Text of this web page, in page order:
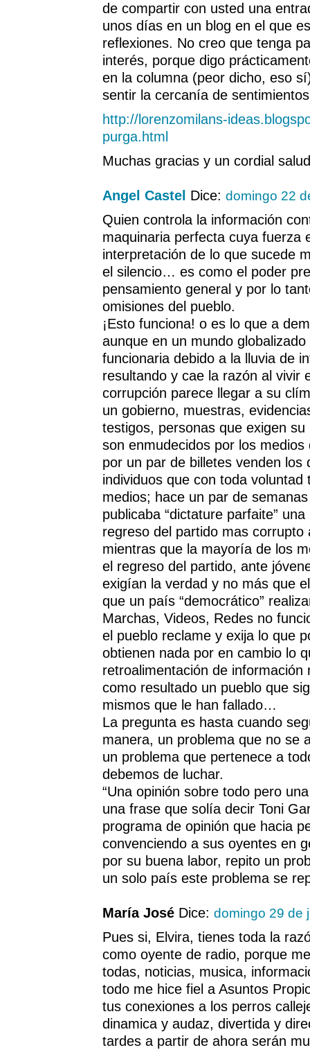
de compartir con usted una
unos días en un blog en el que
reflexiones. No creo que tenga
interés, porque digo
en la columna (peor dicho, eso
sentir la cercanía de
http://lorenzomilans-
purga.html
Muchas gracias y un cordial
Angel Castel Dice: domingo 22
Quien controla la información
maquinaria perfecta cuya fuerza
interpretación de lo que sucede
el silencio… es como el poder
pensamiento general y por lo
omisiones del pueblo.
¡Esto funciona! o es lo que a
aunque en un mundo
funcionaria debido a la lluvia de
resultando y cae la razón al vivir
corrupción parece llegar a su
un gobierno, muestras,
testigos, personas que exigen
son enmudecidos por los
por un par de billetes venden los
individuos que con toda
medios; hace un par de
publicaba “dictature parfaite”
regreso del partido mas corrupto
mientras que la mayoría de los
el regreso del partido, ante
exigían la verdad y no más que
que un país “democrático”
Marchas, Videos, Redes no
el pueblo reclame y exija lo que
obtienen nada por en cambio lo
retroalimentación de información
como resultado un pueblo que
mismos que le han fallado…
La pregunta es hasta cuando
manera, un problema que no se
un problema que pertenece a
debemos de luchar.
“Una opinión sobre todo pero
una frase que solía decir Toni
programa de opinión que hacia
convenciendo a sus oyentes en
por su buena labor, repito un
un solo país este problema se
María José Dice: domingo 29 de
Pues si, Elvira, tienes toda la
como oyente de radio, porque
todas, noticias, musica,
todo me hice fiel a Asuntos
tus conexiones a los perros
dinamica y audaz, divertida y
tardes a partir de ahora serán